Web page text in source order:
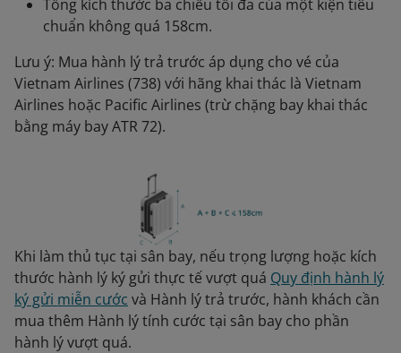
Tổng kích thước ba chiều tối đa của một kiện tiêu
chuẩn không quá 158cm.
Lưu ý: Mua hành lý trả trước áp dụng cho vé của
Vietnam Airlines (738) với hãng khai thác là Vietnam
Airlines hoặc Pacific Airlines (trừ chặng bay khai thác
bằng máy bay ATR 72).
Khi làm thủ tục tại sân bay, nếu trọng lượng hoặc kích
thước hành lý ký gửi thực tế vượt quá Quy định hành lý
ký gửi miễn cước và Hành lý trả trước, hành khách cần
mua thêm Hành lý tính cước tại sân bay cho phần
hành lý vượt quá.